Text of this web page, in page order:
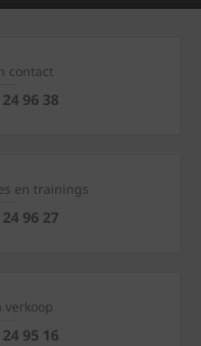
contact
96 38
en trainings
96 27
verkoop
95 16